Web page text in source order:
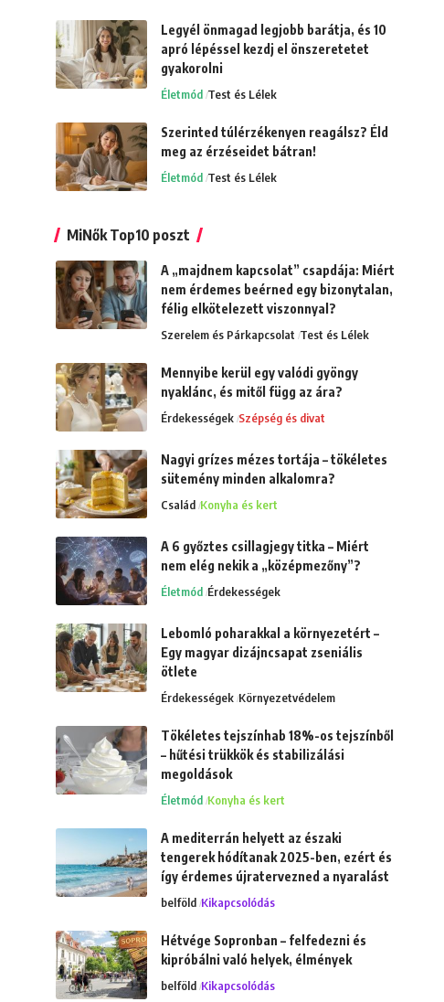
Legyél önmagad legjobb barátja, és 10
apró lépéssel kezdj el önszeretetet
gyakorolni
Életmód Test és Lélek
Szerinted túlérzékenyen reagálsz? Éld
meg az érzéseidet bátran!
Életmód Test és Lélek
MiNők Top10 poszt
A „majdnem kapcsolat” csapdája: Miért
nem érdemes beérned egy bizonytalan,
félig elkötelezett viszonnyal?
Szerelem és Párkapcsolat Test és Lélek
Mennyibe kerül egy valódi gyöngy
nyaklánc, és mitől függ az ára?
Érdekességek Szépség és divat
Nagyi grízes mézes tortája – tökéletes
sütemény minden alkalomra?
Család Konyha és kert
A 6 győztes csillagjegy titka – Miért
nem elég nekik a „középmezőny”?
Életmód Érdekességek
Lebomló poharakkal a környezetért –
Egy magyar dizájncsapat zseniális
ötlete
Érdekességek Környezetvédelem
Tökéletes tejszínhab 18%-os tejszínből
– hűtési trükkök és stabilizálási
megoldások
Életmód Konyha és kert
A mediterrán helyett az északi
tengerek hódítanak 2025-ben, ezért és
így érdemes újratervezned a nyaralást
belföld Kikapcsolódás
Hétvége Sopronban – felfedezni és
kipróbálni való helyek, élmények
belföld Kikapcsolódás